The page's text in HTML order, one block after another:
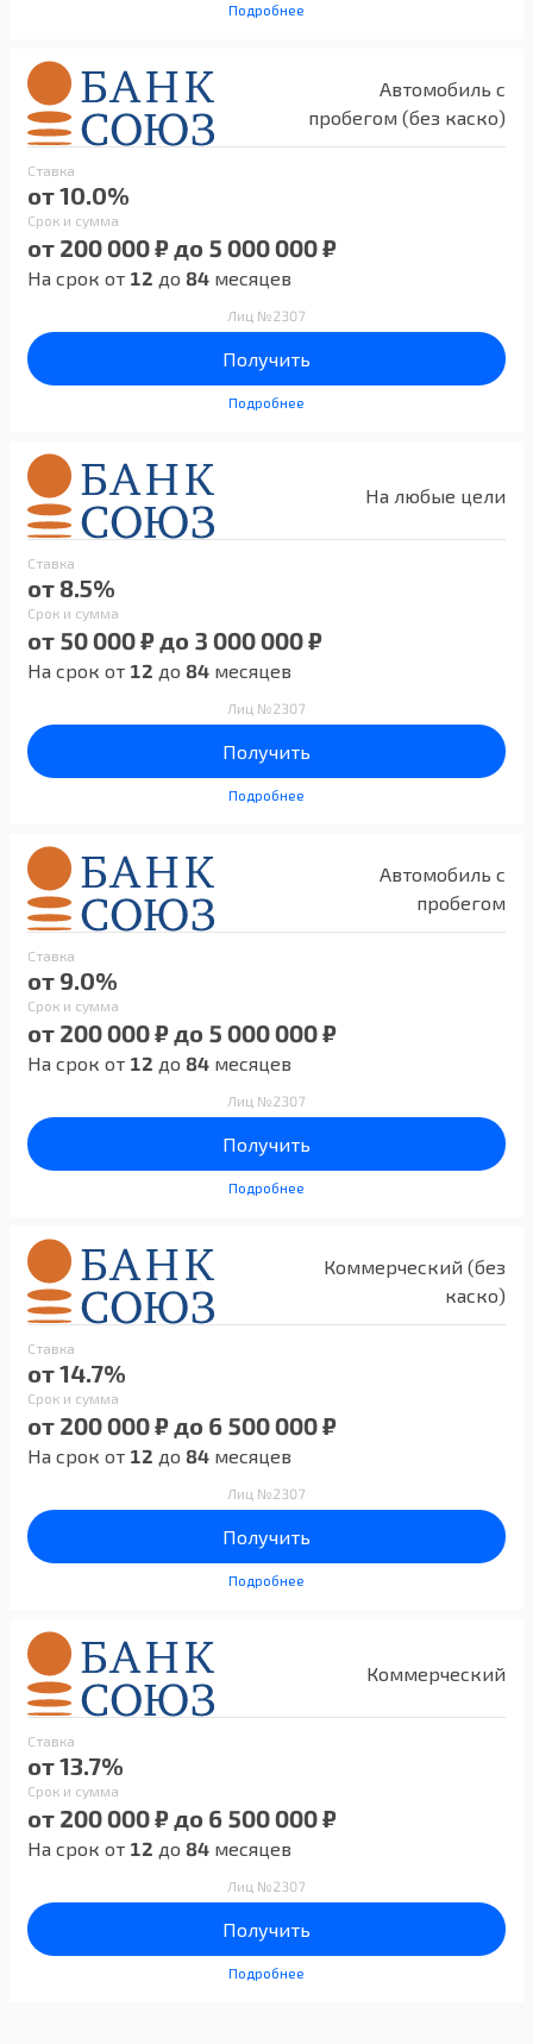
Подробнее
Автомобиль с
пробегом (без каско)
Ставка
от 10.0%
Срок и сумма
от 200 000 ₽ до 5 000 000 ₽
На срок от 12 до 84 месяцев
Лиц №2307
Получить
Подробнее
На любые цели
Ставка
от 8.5%
Срок и сумма
от 50 000 ₽ до 3 000 000 ₽
На срок от 12 до 84 месяцев
Лиц №2307
Получить
Подробнее
Автомобиль с
пробегом
Ставка
от 9.0%
Срок и сумма
от 200 000 ₽ до 5 000 000 ₽
На срок от 12 до 84 месяцев
Лиц №2307
Получить
Подробнее
Коммерческий (без
каско)
Ставка
от 14.7%
Срок и сумма
от 200 000 ₽ до 6 500 000 ₽
На срок от 12 до 84 месяцев
Лиц №2307
Получить
Подробнее
Коммерческий
Ставка
от 13.7%
Срок и сумма
от 200 000 ₽ до 6 500 000 ₽
На срок от 12 до 84 месяцев
Лиц №2307
Получить
Подробнее